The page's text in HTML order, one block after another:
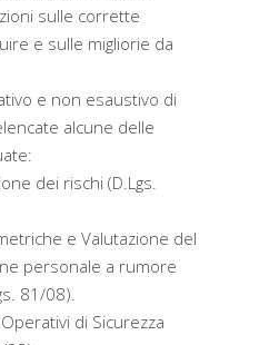
sulle corrette
e sulle migliorie da
e non esaustivo di
alcune delle
dei rischi (D.Lgs.
e Valutazione del
personale a rumore
81/08).
di Sicurezza